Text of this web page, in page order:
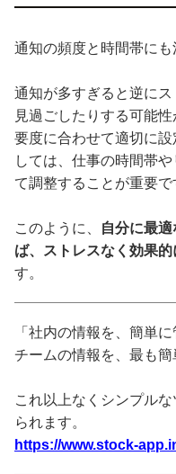
通知の頻度と時間帯にも
通知が多すぎると逆に
見過ごしたりする可能
要度に合わせて適切に
しては、仕事の時間帯
て調整することが重要で
このように、
自分に最
ば、ストレスなく効果
す。
「社内の情報を、簡単
チームの情報を、最も簡
これ以上なくシンプル
られます。
https://www.stock-